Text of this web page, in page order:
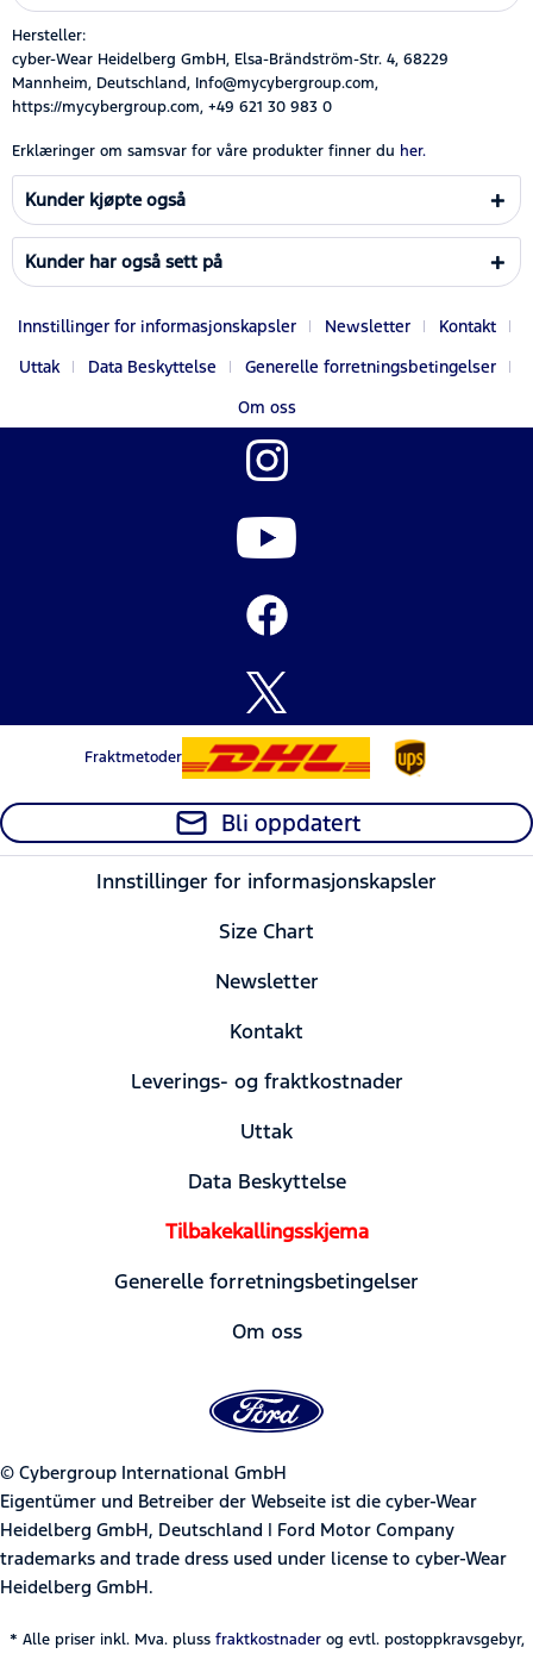
Hersteller:
cyber-Wear Heidelberg GmbH, Elsa-Brändström-Str. 4, 68229
Mannheim, Deutschland, Info@mycybergroup.com,
https://mycybergroup.com, +49 621 30 983 0
Erklæringer om samsvar for våre produkter finner du her.
Kunder kjøpte også
Kunder har også sett på
Innstillinger for informasjonskapsler Newsletter
Kontakt
Uttak
Data Beskyttelse
Generelle forretningsbetingelser
Om oss
Fraktmetoder
Bli oppdatert
Innstillinger for informasjonskapsler
Size Chart
Newsletter
Kontakt
Leverings- og fraktkostnader
Uttak
Data Beskyttelse
Tilbakekallingsskjema
Generelle forretningsbetingelser
Om oss
© Cybergroup International GmbH
Eigentümer und Betreiber der Webseite ist die cyber-Wear
Heidelberg GmbH, Deutschland | Ford Motor Company
trademarks and trade dress used under license to cyber-Wear
Heidelberg GmbH.
* Alle priser inkl. Mva. pluss fraktkostnaderog evtl. postoppkravsgebyr,